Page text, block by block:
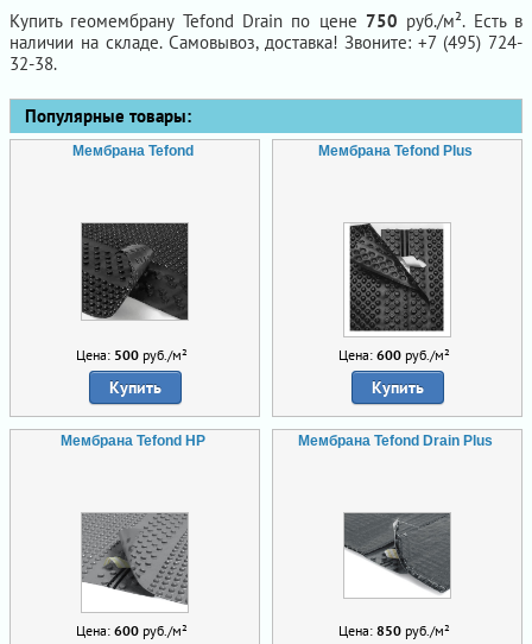
Купить геомембрану Tefond Drain по цене 750 руб./м². Есть в
наличии на складе. Самовывоз, доставка! Звоните: +7 (495) 724-
32-38.
Популярные товары:
Мембрана Tefond
Цена: 500 руб./м²
Купить
Мембрана Tefond Plus
Цена: 600 руб./м²
Купить
Мембрана Tefond HP
Цена: 600 руб./м²
Мембрана Tefond Drain Plus
Цена: 850 руб./м²